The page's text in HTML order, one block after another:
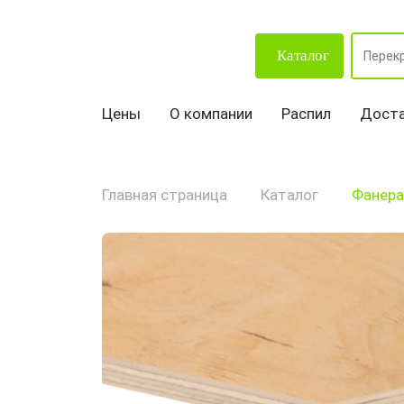
Каталог
Цены О компании Распил
Главная страница Каталог